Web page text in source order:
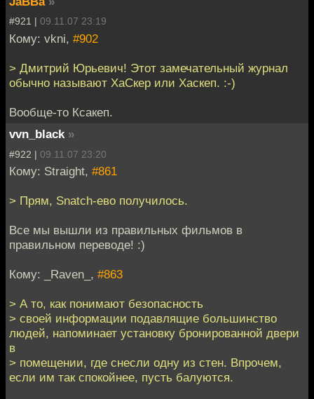
#921 | 09.11.07 23:19
Кому: vkni, #902
> Дмитрий Юрьевич! Этот замечательный журнал
обычно называют ХаСкер или Хаскеп. :-)
Вообще-то Ксакеп.
vvn_black »
#922 | 09.11.07 23:20
Кому: Straight, #861
> Прям, Snatch-ево получилось.
Все мы вышли из правильных фильмов в
правильном переводе! :)
Кому: _Raven_, #863
> А то, как понимают безопасность
> своей информации подавлящие большинство
людей, напоминает установку бронированной двери
в
> помещении, где снесли одну из стен. Впрочем,
если им так спокойнее, пусть балуются.